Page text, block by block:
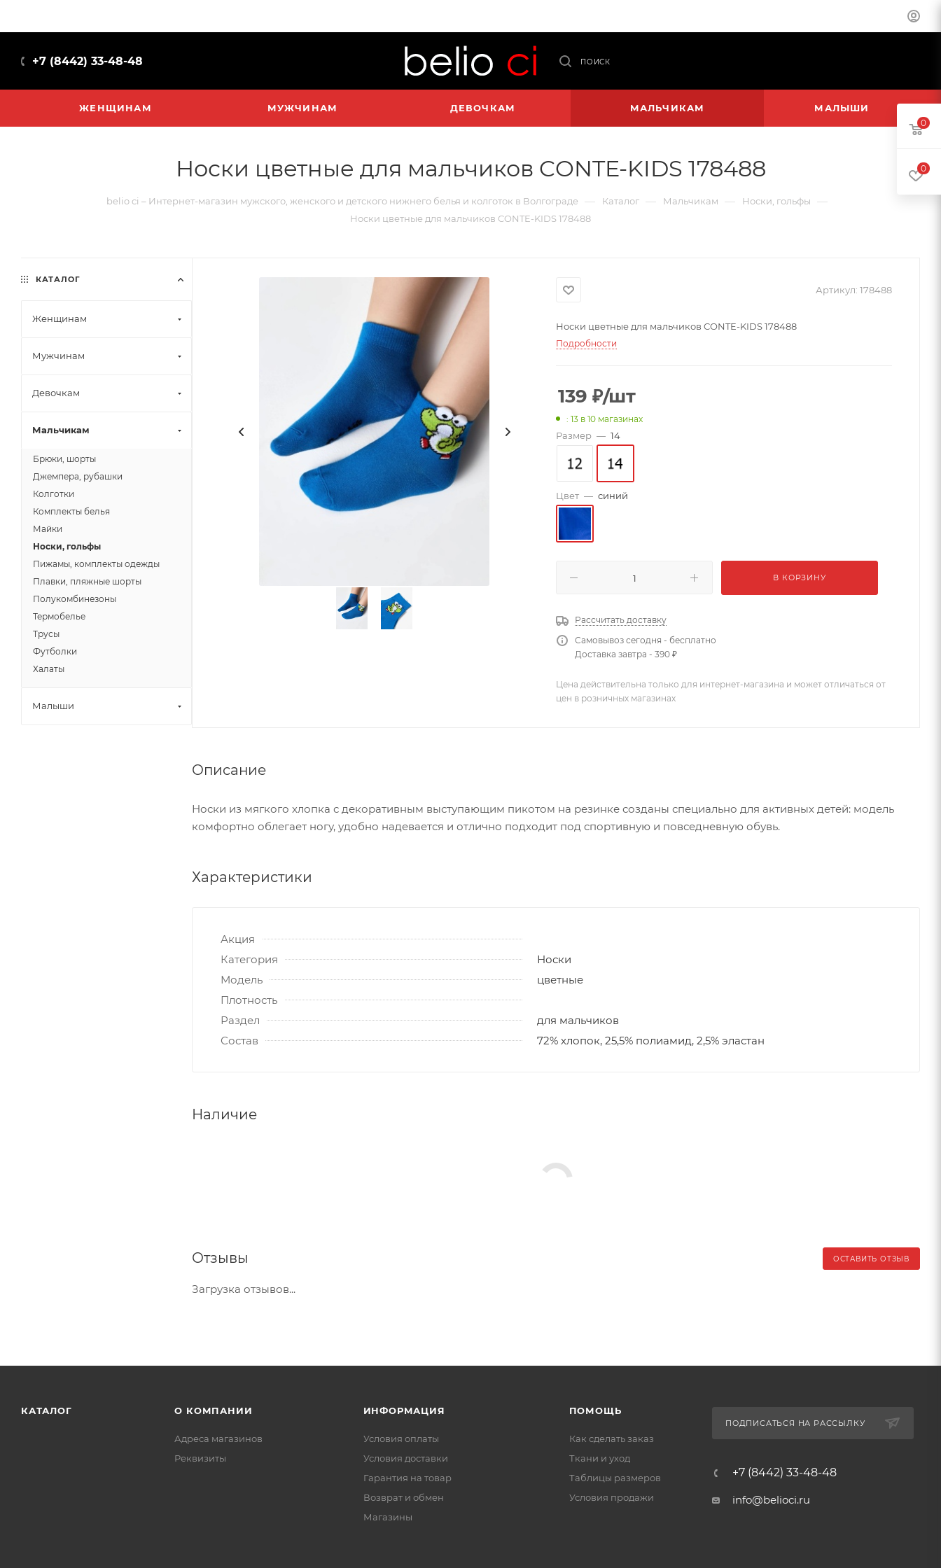
+7 (8442) 33-48-48 ПОИСК
ЖЕНЩИНАМ МУЖЧИНАМ ДЕВОЧКАМ МАЛЬЧИКАМ МАЛЫШИ
Носки цветные для мальчиков CONTE-KIDS 178488
belio ci – Интернет-магазин мужского, женского и детского нижнего белья и колготок в Волгограде — Каталог — Мальчикам — Носки, гольфы —
Носки цветные для мальчиков CONTE-KIDS 178488
Артикул: 178488
Носки цветные для мальчиков CONTE-KIDS 178488
Подробности
139 ₽/шт
: 13 в 10 магазинах
Размер — 14
Цвет — синий
В КОРЗИНУ
Рассчитать доставку
Самовывоз сегодня - бесплатно
Доставка завтра - 390 ₽
Цена действительна только для интернет-магазина и может отличаться от
цен в розничных магазинах
Описание
Носки из мягкого хлопка с декоративным выступающим пикотом на резинке созданы специально для активных детей: модель
комфортно облегает ногу, удобно надевается и отлично подходит под спортивную и повседневную обувь.
Характеристики
Акция
Категория
Носки
Модель
цветные
Плотность
Раздел
для мальчиков
Состав
72% хлопок, 25,5% полиамид, 2,5% эластан
Наличие
Отзывы ОСТАВИТЬ ОТЗЫВ
Загрузка отзывов...
КАТАЛОГ
Женщинам
Мужчинам
Девочкам
Мальчикам
Брюки, шорты
Джемпера, рубашки
Колготки
Комплекты белья
Майки
Носки, гольфы
Пижамы, комплекты одежды
Плавки, пляжные шорты
Полукомбинезоны
Термобелье
Трусы
Футболки
Халаты
Малыши
КАТАЛОГ О КОМПАНИИ
Адреса магазинов
Реквизиты
ИНФОРМАЦИЯ
Условия оплаты
Условия доставки
Гарантия на товар
Возврат и обмен
Магазины
ПОМОЩЬ
Как сделать заказ
Ткани и уход
Таблицы размеров
Условия продажи
ПОДПИСАТЬСЯ НА РАССЫЛКУ
+7 (8442) 33-48-48
info@belioci.ru
0
0